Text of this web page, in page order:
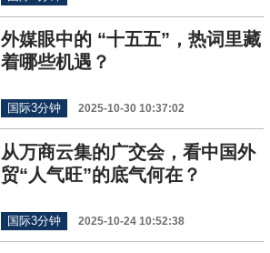
外媒眼中的 “十五五”，热词里藏
着哪些机遇？
国际3分钟 2025-10-30 10:37:02
从万商云集的广交会，看中国外
贸“人气旺”的底气何在？
国际3分钟 2025-10-24 10:52:38